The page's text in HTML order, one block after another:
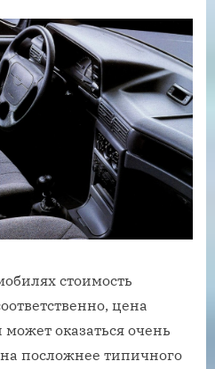
стоимость
цена
оказаться очень
посложнее типичного